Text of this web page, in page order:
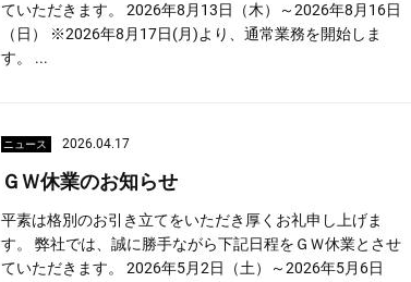
ていただきます。 2026年8月13日（木）～2026年8月16日
（日） ※2026年8月17日(月)より、通常業務を開始しま
す。 ...
ニュース 2026.04.17
ＧＷ休業のお知らせ
平素は格別のお引き立てをいただき厚くお礼申し上げま
す。 弊社では、誠に勝手ながら下記日程をＧＷ休業とさせ
ていただきます。 2026年5月2日（土）～2026年5月6日